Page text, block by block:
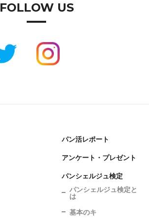
FOLLOW US
パン活レポート
アンケート・プレゼント
パンシェルジュ検定
パンシェルジュ検定と
は
基本のキ